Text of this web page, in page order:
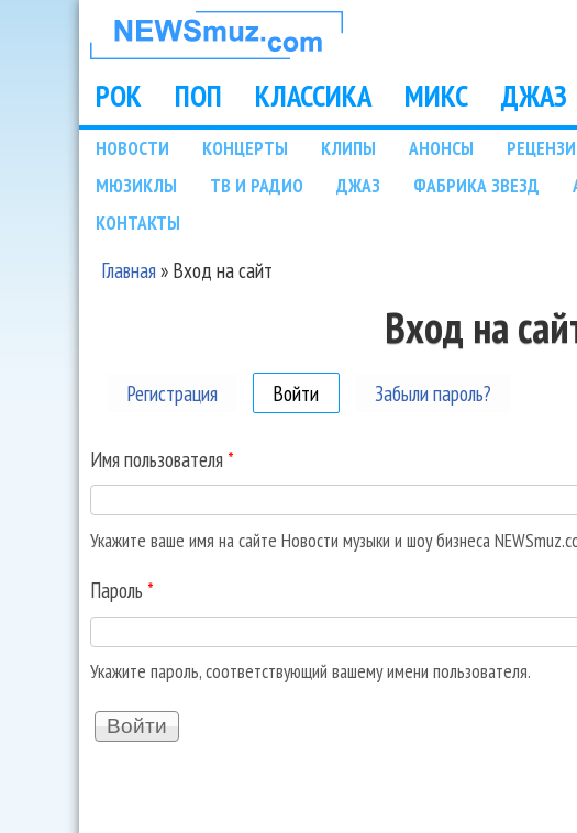
НОВОСТИ
МУЗЫКИ И
ШОУ БИЗНЕСА
NEWSMUZ.COM
Main menu
РОК ПОП КЛАССИКА МИКС ДЖАЗ
Подразделы
НОВОСТИ КОНЦЕРТЫ КЛИПЫ АНОНСЫ
МЮЗИКЛЫ
ТВ И РАДИО ДЖАЗ ФАБРИКА ЗВЕЗД
КОНТАКТЫ
Вы здесь
Главная» Вход на сайт
Вход на
Регистрация Войти (активная вкладка)
Забыли пароль?
Имя пользователя *
Укажите ваше имя на сайте Новости музыки и шоу бизнеса
Пароль *
Укажите пароль, соответствующий вашему имени пользователя.